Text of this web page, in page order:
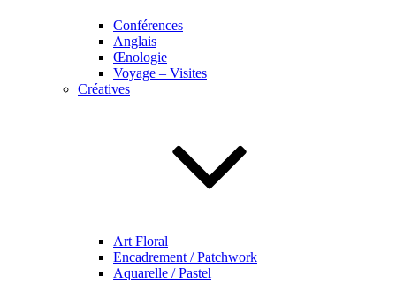
Conférences
Anglais
Œnologie
Voyage – Visites
Créatives
Art Floral
Encadrement / Patchwork
Aquarelle / Pastel